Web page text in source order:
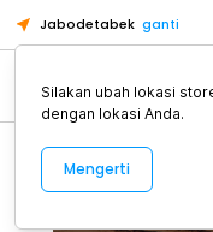
Jabodetabek ganti
Alat Kopi
Silakan ubah lokasi
dengan lokasi Anda.
Mengerti